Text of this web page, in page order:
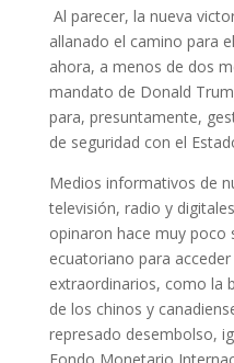
Al parecer, la nueva
allanado el camino para
ahora, a menos de dos
mandato de Donald
para, presuntamente,
de seguridad con el
Medios informativos de
televisión, radio y
opinaron hace muy poco
ecuatoriano para
extraordinarios, como la
de los chinos y
represado desembolso,